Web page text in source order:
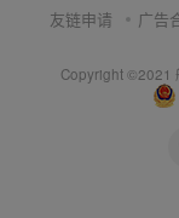
友链申请 广告
Copyright ©2021